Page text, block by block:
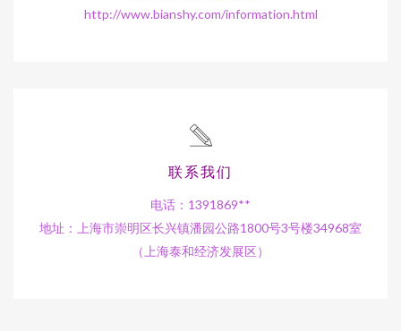
http://www.bianshy.com/information.html
联系我们
电话：1391869**
地址：上海市崇明区长兴镇潘园公路1800号3号楼34968室
（上海泰和经济发展区）